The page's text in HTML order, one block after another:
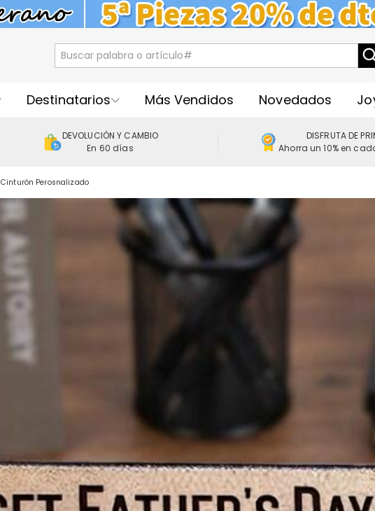
Destinatarios Más Vendidos Novedados
DEVOLUCIÓN Y CAMBIO
En 60 días
DISFRUTA DE
Ahorra un 10% en
Cinturón Perosnalizado